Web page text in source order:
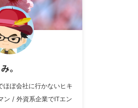
み。
ほぼ会社に行かないヒキ
ン / 外資系企業でITエン